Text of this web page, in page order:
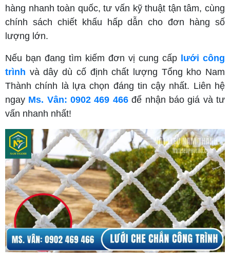
hàng nhanh toàn quốc, tư vấn kỹ thuật tận tâm, cùng
chính sách chiết khấu hấp dẫn cho đơn hàng số
lượng lớn.
Nếu bạn đang tìm kiếm đơn vị cung cấp
lưới công
trình và dây dù cố định chất lượng Tổng kho Nam
Thành chính là lựa chọn đáng tin cậy nhất. Liên hệ
ngay Ms. Vân: 0902 469 466để nhận báo giá và tư
vấn nhanh nhất!